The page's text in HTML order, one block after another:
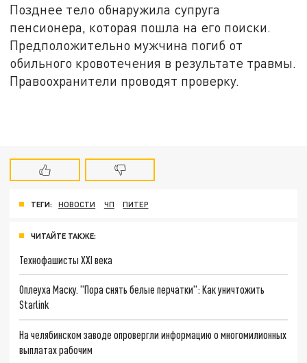
Позднее тело обнаружила супруга
пенсионера, которая пошла на его поиски.
Предположительно мужчина погиб от
обильного кровотечения в результате травмы.
Правоохранители проводят проверку.
ТЕГИ: НОВОСТИ ЧП ПИТЕР
ЧИТАЙТЕ ТАКЖЕ:
Технофашисты XXI века
Оплеуха Маску. "Пора снять белые перчатки": Как уничтожить
Starlink
На челябинском заводе опровергли информацию о многомилионных
выплатах рабочим